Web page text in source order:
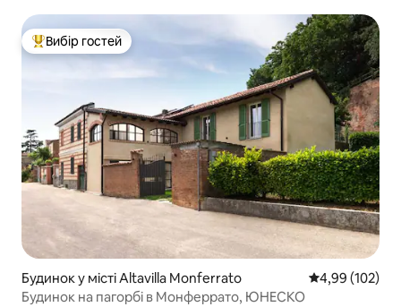
Топ вибір гостей
Вибір гостей
Будинок у місті Altavilla Monferrato Середня
4,99 (102)
Будинок на пагорбі в Монферрато, ЮНЕСКО